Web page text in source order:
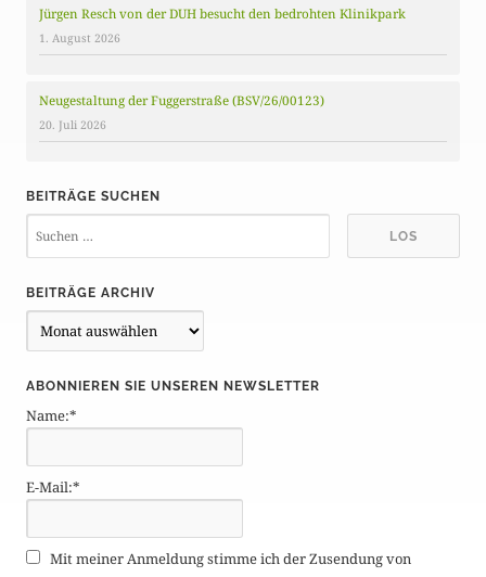
Jürgen Resch von der DUH besucht den bedrohten Klinikpark
1. August 2026
Neugestaltung der Fuggerstraße (BSV/26/00123)
20. Juli 2026
BEITRÄGE SUCHEN
BEITRÄGE ARCHIV
e
t
r
g
e
r
c
ABONNIEREN SIE UNSEREN NEWSLETTER
Name:*
E-Mail:*
Mit meiner Anmeldung stimme ich der Zusendung von